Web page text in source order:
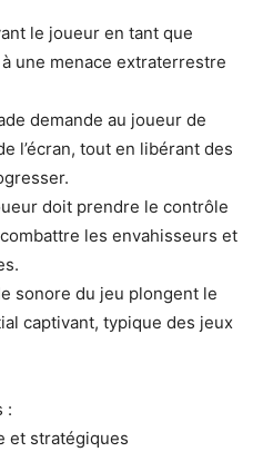
le joueur en tant que
une menace extraterrestre
demande au joueur de
l’écran, tout en libérant des
doit prendre le contrôle
les envahisseurs et
sonore du jeu plongent le
captivant, typique des jeux
:
et stratégiques